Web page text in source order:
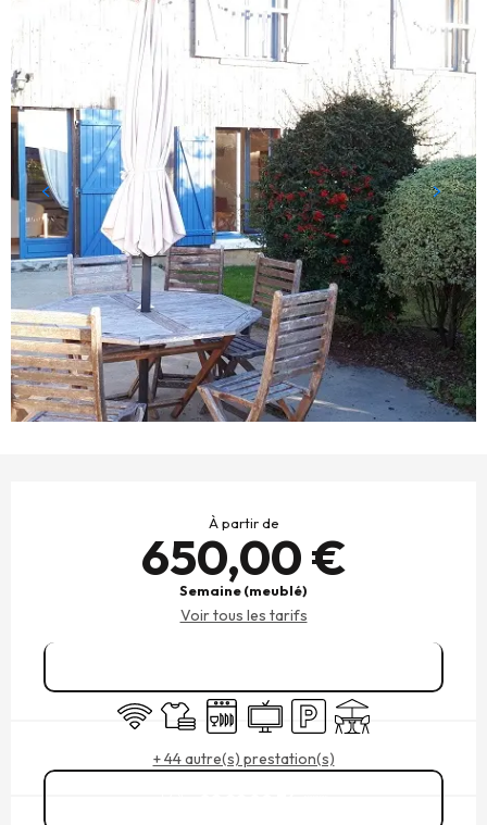
À partir de
650,00 €
Semaine (meublé)
Voir tous les tarifs
WiFi
Draps et linge
Lave vaisselle
TélévisionParkingTerrasse
+ 44 autre(s) prestation(s)